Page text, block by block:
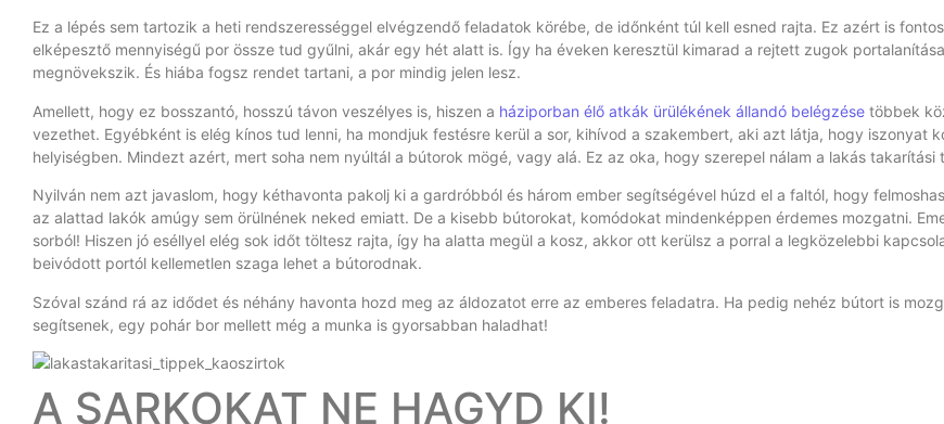
Ez a lépés sem tartozik a heti rendszerességgel elvégzendő feladatok körébe, de időnként túl kell esned rajta. Ez azért is
elképesztő mennyiségű por össze tud gyűlni, akár egy hét alatt is. Így ha éveken keresztül kimarad a rejtett zugok
megnövekszik. És hiába fogsz rendet tartani, a por mindig jelen lesz.
Amellett, hogy ez bosszantó, hosszú távon veszélyes is, hiszen a háziporban élő atkák ürülékének állandó belégzése többek
vezethet. Egyébként is elég kínos tud lenni, ha mondjuk festésre kerül a sor, kihívod a szakembert, aki azt látja, hogy iszonyat
helyiségben. Mindezt azért, mert soha nem nyúltál a bútorok mögé, vagy alá. Ez az oka, hogy szerepel nálam a lakás
Nyilván nem azt javaslom, hogy kéthavonta pakolj ki a gardróbból és három ember segítségével húzd el a faltól, hogy
az alattad lakók amúgy sem örülnének neked emiatt. De a kisebb bútorokat, komódokat mindenképpen érdemes mozgatni.
sorból! Hiszen jó eséllyel elég sok időt töltesz rajta, így ha alatta megül a kosz, akkor ott kerülsz a porral a legközelebbi
beivódott portól kellemetlen szaga lehet a bútorodnak.
Szóval szánd rá az idődet és néhány havonta hozd meg az áldozatot erre az emberes feladatra. Ha pedig nehéz bútort is
segítsenek, egy pohár bor mellett még a munka is gyorsabban haladhat!
A SARKOKAT NE HAGYD KI!